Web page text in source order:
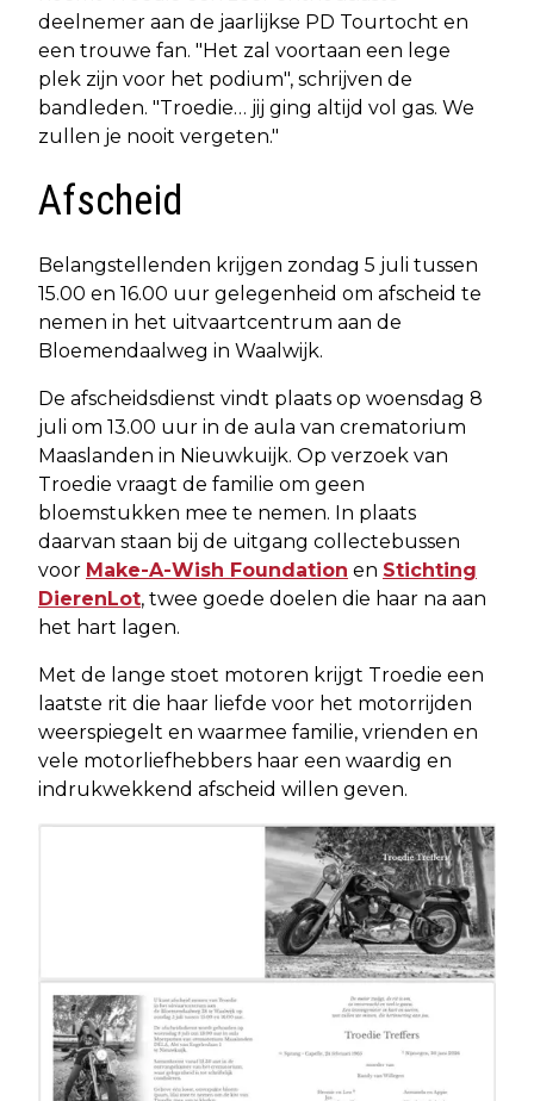
deelnemer aan de jaarlijkse PD Tourtocht en
een trouwe fan. "Het zal voortaan een lege
plek zijn voor het podium", schrijven de
bandleden. "Troedie… jij ging altijd vol gas. We
zullen je nooit vergeten."
Afscheid
Belangstellenden krijgen zondag 5 juli tussen
15.00 en 16.00 uur gelegenheid om afscheid te
nemen in het uitvaartcentrum aan de
Bloemendaalweg in Waalwijk.
De afscheidsdienst vindt plaats op woensdag 8
juli om 13.00 uur in de aula van crematorium
Maaslanden in Nieuwkuijk. Op verzoek van
Troedie vraagt de familie om geen
bloemstukken mee te nemen. In plaats
daarvan staan bij de uitgang collectebussen
voor Make-A-Wish Foundation en Stichting
DierenLot, twee goede doelen die haar na aan
het hart lagen.
Met de lange stoet motoren krijgt Troedie een
laatste rit die haar liefde voor het motorrijden
weerspiegelt en waarmee familie, vrienden en
vele motorliefhebbers haar een waardig en
indrukwekkend afscheid willen geven.